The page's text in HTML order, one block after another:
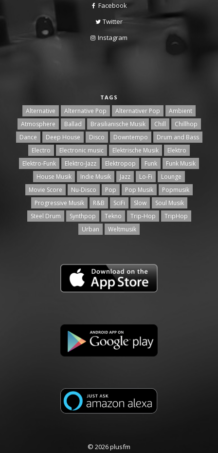
Facebook
Twitter
Instagram
TAGS
Alternative Alternative Pop Alternativer Pop
Ambient
Atmosphere
Ballad Brasilianische Musik Chill
Chillhop
Dance
Deep House Disco Downtempo
Drum and Bass
Electro
Electronic music Elektrische Musik
Elektro
Elektro-Funk
Elektro-Jazz Elektropop Funk
Funk Musik
House Musik
Indie Musik Jazz Lo-Fi
Lounge
Movie Score
Nu-Disco Pop Pop Musik
Popmusik
Progressive Musik
R&B SciFi Slow
Soul Musik
Steel Drum
Synthpop Tekno Trip-Hop
TripHop
Urban
Weltmusik
© 2026 plusfm